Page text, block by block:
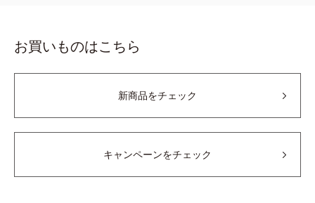
お買いものはこちら
新商品をチェック
キャンペーンをチェック